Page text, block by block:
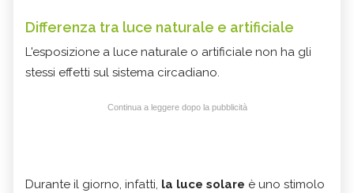
Differenza tra luce naturale e artificiale
L'esposizione a luce naturale o artificiale non ha gli
stessi effetti sul sistema circadiano.
Continua a leggere dopo la pubblicità
Durante il giorno, infatti, la luce solare è uno stimolo